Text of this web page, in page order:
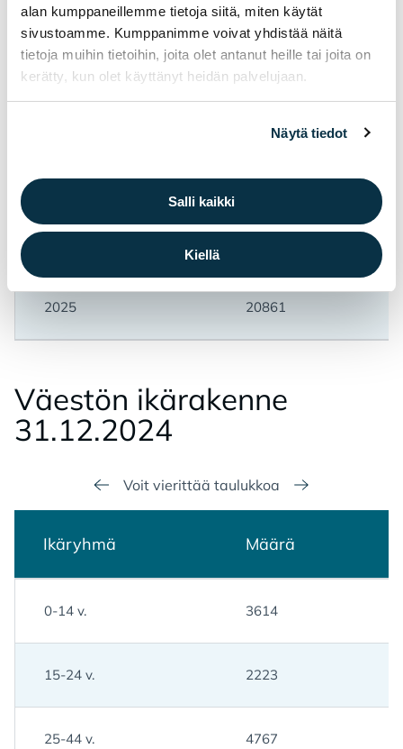
alan kumppaneillemme tietoja siitä, miten käytät
sivustoamme. Kumppanimme voivat yhdistää näitä
tietoja muihin tietoihin, joita olet antanut heille tai joita on
kerätty, kun olet käyttänyt heidän palvelujaan.
Näytä tiedot
Salli kaikki
Kiellä
2021 20 837
2023 20957
2025 20861
Väes­tön ikä­ra­ken­ne
31.12.2024
Voit vierittää taulukkoa
Ikäryhmä Määrä
0-14 v. 3614
15-24 v. 2223
25-44 v. 4767